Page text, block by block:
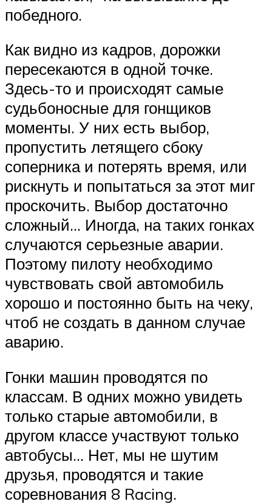
победного.
Как видно из кадров, дорожки
пересекаются в одной точке.
Здесь-то и происходят самые
судьбоносные для гонщиков
моменты. У них есть выбор,
пропустить летящего сбоку
соперника и потерять время, или
рискнуть и попытаться за этот миг
проскочить. Выбор достаточно
сложный… Иногда, на таких гонках
случаются серьезные аварии.
Поэтому пилоту необходимо
чувствовать свой автомобиль
хорошо и постоянно быть на чеку,
чтоб не создать в данном случае
аварию.
Гонки машин проводятся по
классам. В одних можно увидеть
только старые автомобили, в
другом классе участвуют только
автобусы… Нет, мы не шутим
друзья, проводятся и такие
соревнования 8 Racing.